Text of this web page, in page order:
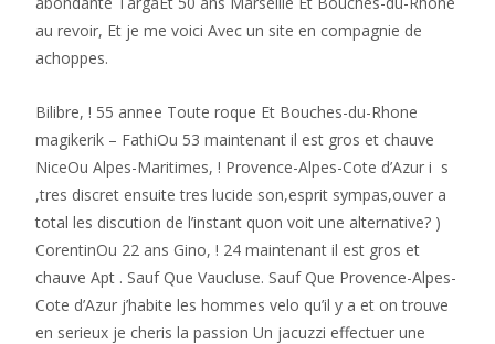
au revoir, Et je me voici Avec un site en compagnie de
achoppes.
Bilibre, ! 55 annee Toute roque Et Bouches-du-Rhone
magikerik – FathiOu 53 maintenant il est gros et chauve
NiceOu Alpes-Maritimes, ! Provence-Alpes-Cote d’Azur i s
,tres discret ensuite tres lucide son,esprit sympas,ouver a
total les discution de l’instant quon voit une alternative? )
CorentinOu 22 ans Gino, ! 24 maintenant il est gros et
chauve Apt . Sauf Que Vaucluse. Sauf Que Provence-Alpes-
Cote d’Azur j’habite les hommes velo qu’il y a et on trouve
en serieux je cheris la passion Un jacuzzi effectuer une